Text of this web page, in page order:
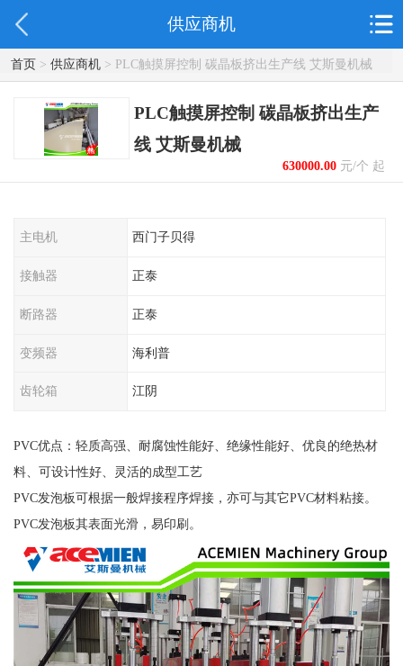
供应商机
首页> 供应商机> PLC触摸屏控制 碳晶板挤出生产线 艾斯曼机械
PLC触摸屏控制 碳晶板挤出生产
线 艾斯曼机械
630000.00元/个 起
主电机 西门子贝得
接触器 正泰
断路器 正泰
变频器 海利普
齿轮箱 江阴
PVC优点：轻质高强、耐腐蚀性能好、绝缘性能好、优良的绝热材
料、可设计性好、灵活的成型工艺
PVC发泡板可根据一般焊接程序焊接，亦可与其它PVC材料粘接。
PVC发泡板其表面光滑，易印刷。